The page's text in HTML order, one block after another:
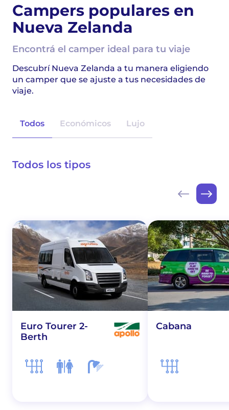
Campers populares en
Nueva Zelanda
Encontrá el camper ideal para tu viaje
Descubrí Nueva Zelanda a tu manera eligiendo
un camper que se ajuste a tus necesidades de
viaje.
Todos Económicos Lujo
Todos los tipos
Euro Tourer 2-
Berth
Cabana